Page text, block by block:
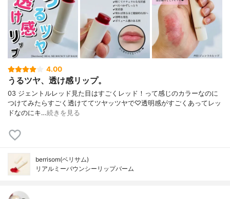
4.00
うるツヤ、透け感リップ。
03 ジェントルレッド見た目はすごくレッド！って感じのカラーなのに
つけてみたらすごく透けててツヤッツヤで♡透明感がすごくあってレッ
ドなのにキ…続きを見る
berrisom(ベリサム)
リアルミーバウンシーリップバーム